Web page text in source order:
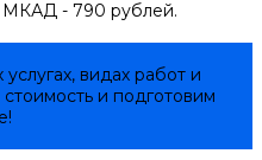
МКАД - 790 рублей.
видах работ и
и подготовим